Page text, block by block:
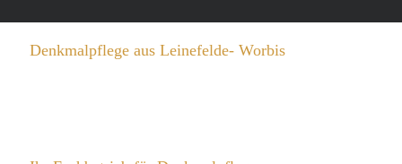
Denkmalpflege aus Leinefelde- Worbis